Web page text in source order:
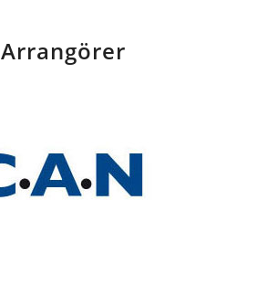
Arrangörer